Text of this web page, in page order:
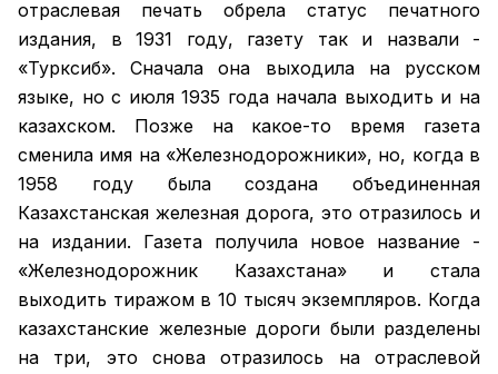
отраслевая печать обрела статус печатного
издания, в 1931 году, газету так и назвали -
«Турксиб». Сначала она выходила на русском
языке, но с июля 1935 года начала выходить и на
казахском. Позже на какое-то время газета
сменила имя на «Железнодорожники», но, когда в
1958 году была создана объединенная
Казахстанская железная дорога, это отразилось и
на издании. Газета получила новое название -
«Железнодорожник Казахстана» и стала
выходить тиражом в 10 тысяч экземпляров. Когда
казахстанские железные дороги были разделены
на три, это снова отразилось на отраслевой